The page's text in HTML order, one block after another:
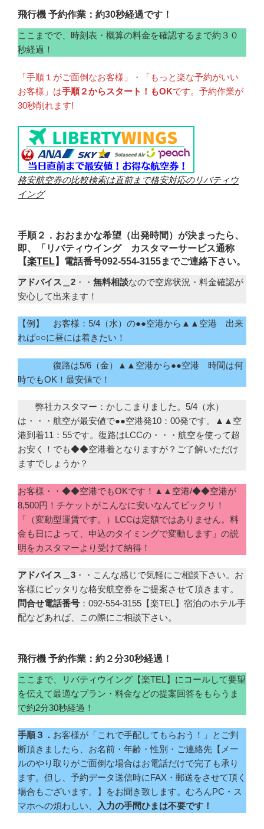
飛行機 予約作業：約30秒経過です！
ここまでで、時刻表・概算の料金を確認するまで約３０
秒経過！
「手順１がご面倒なお客様」・「もっと楽な予約がいい
お客様」は手順２からスタート！もOKです。予約作業が
30秒削れます!
格安航空券の比較検索は直前まで格安対応のリバティウ
イング
手順２．おおまかな希望（出発時間）が決まったら、
即、「リバティウイング カスタマーサービス通称
【楽TEL】電話番号092-554-3155までご連絡下さい。
アドバイス＿2 ・・ 無料相談なので空席状況・料金確認が
安心して出来ます！
【例】 お客様：5/4（水）の●●空港から▲▲空港 出来
れば○○に昼には着きたい！
復路は5/6（金）▲▲空港から●●空港 時間は何
時でもOK！最安値で！
弊社カスタマー：かしこまりました。5/4（水）
は・・・航空が最安値で●●空港発10：00発です。▲▲空
港到着11：55です。復路はLCCの・・・航空を使って超
お安く！でも◆◆空港着となりますが？ご了解いただけ
ますでしょうか？
お客様・・◆◆空港でもOKです！▲▲空港/◆◆空港が
8,500円！チケットがこんなに安いなんてビックリ！
「（変動型運賃です。）LCCは定額ではありません。料
金も日によって、申込のタイミングで変動します」の説
明をカスタマーより受けて納得！
アドバイス＿3 ・・こんな感じで気軽にご相談下さい。お
客様にピッタリな格安航空券をご提案させて頂きます。
問合せ電話番号 ：092-554-3155【楽TEL】宿泊のホテル手
配などあれば、この際にご相談下さい。
飛行機 予約作業：約２分30秒経過！
ここまで、リバティウイング【楽TEL】にコールして要望
を伝えて最適なプラン・料金などの提案回答をもらうま
で約2分30秒経過！
手順３． お客様が「これで手配してもらおう！」とご判
断頂きましたら、お名前・年齢・性別・ご連絡先【メー
ルのやり取りがご面倒な場合はお電話だけで完了も承り
ます。但し、予約データ送信時にFAX・郵送をさせて頂く
場合もございます。】をお聞き致します。むろんPC・ス
マホへの煩わしい、
入力の手間ひまは不要です！